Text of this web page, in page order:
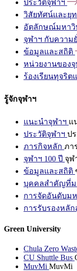
ประวัติจุฬาฯ
วิสัยทัศน์และยุ
อัตลักษณ์มหาวิ
จุฬาฯ กับความ
ข้อมูลและสถิติ
หน่วยงานของจุ
ร้องเรียนทุจริ
รู้จักจุฬาฯ
แนะนำจุฬาฯ แ
ประวัติจุฬาฯ ป
ภารกิจหลัก ภา
จุฬาฯ 100 ปี จุฬ
ข้อมูลและสถิติ
บุคคลสำคัญที่ม
การจัดอันดับม
การรับรองหลัก
Green University
Chula Zero
CU Shuttle Bus
MuvMi MuvMi